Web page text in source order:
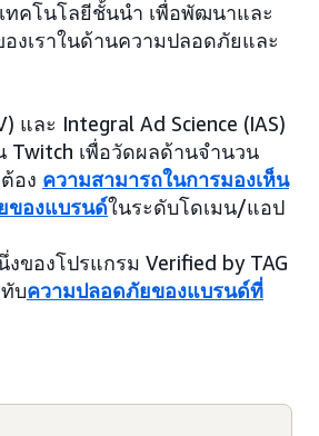
ทคโนโลยีชั้นนำ เพื่อพัฒนาและ
งเราในด้านความปลอดภัยและ
และ Integral Ad Science (IAS)
Twitch เพื่อวัดผลด้านจำนวน
อง ความสามารถในการมองเห็น
ของแบรนด์ในระดับโดเมน/แอป
ของโปรแกรม Verified by TAG
บความปลอดภัยของแบรนด์ที่